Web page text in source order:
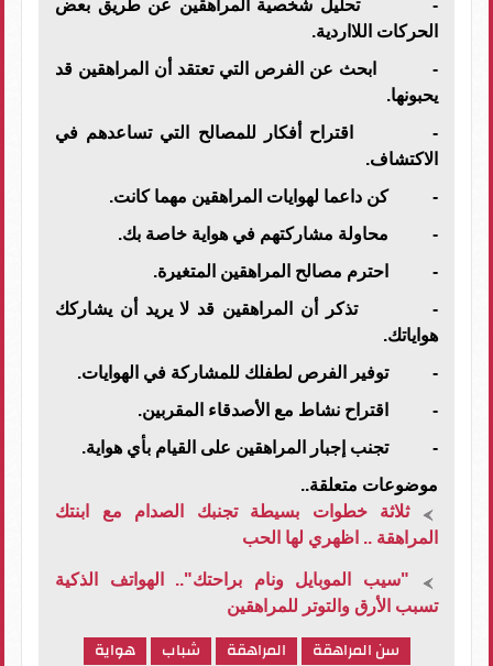
- تحليل شخصية المراهقين عن طريق بعض
الحركات اللااردية.
- ابحث عن الفرص التي تعتقد أن المراهقين قد
يحبونها.
- اقتراح أفكار للمصالح التي تساعدهم في
الاكتشاف.
- كن داعما لهوايات المراهقين مهما كانت.
- محاولة مشاركتهم في هواية خاصة بك.
- احترم مصالح المراهقين المتغيرة.
- تذكر أن المراهقين قد لا يريد أن يشاركك
هواياتك.
- توفير الفرص لطفلك للمشاركة في الهوايات.
- اقتراح نشاط مع الأصدقاء المقربين.
- تجنب إجبار المراهقين على القيام بأي هواية.
موضوعات متعلقة..
ثلاثة خطوات بسيطة تجنبك الصدام مع ابنتك
المراهقة .. اظهري لها الحب
"سيب الموبايل ونام براحتك".. الهواتف الذكية
تسبب الأرق والتوتر للمراهقين
سن المراهقة المراهقة شباب
هواية